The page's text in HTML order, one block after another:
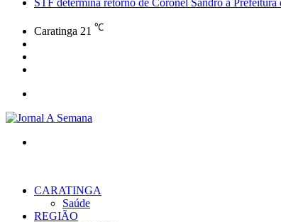
STF determina retorno de Coronel Sandro à Prefeitura
Caratinga 21 ℃
CARATINGA
Saúde
REGIÃO